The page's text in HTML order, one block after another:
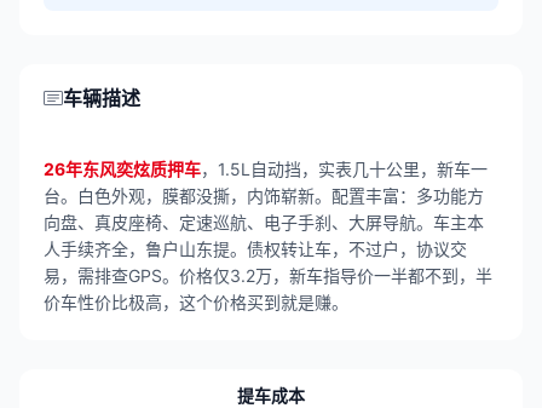
车辆描述
26年东风奕炫质押车，1.5L自动挡，实表几十公里，新车一
台。白色外观，膜都没撕，内饰崭新。配置丰富：多功能方
向盘、真皮座椅、定速巡航、电子手刹、大屏导航。车主本
人手续齐全，鲁户山东提。债权转让车，不过户，协议交
易，需排查GPS。价格仅3.2万，新车指导价一半都不到，半
价车性价比极高，这个价格买到就是赚。
提车成本